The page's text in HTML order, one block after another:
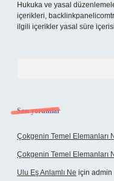
Hukuka ve yasal
içerikleri,
ilgili içerikler yasal süre
Son yorumlar
Çokgenin Temel Elemanları
Çokgenin Temel Elemanları
Ulu Eş Anlamlı Ne için admin